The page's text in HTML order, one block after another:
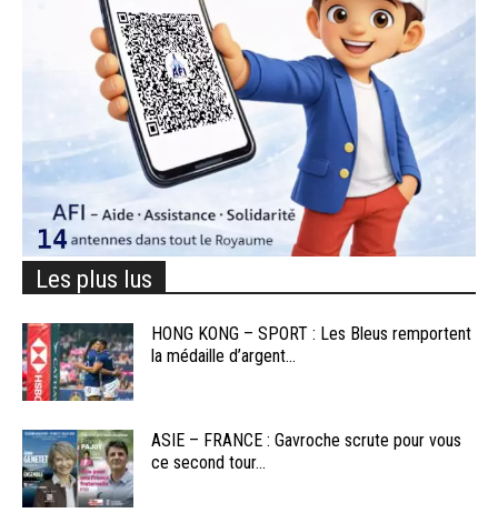
Les plus lus
HONG KONG – SPORT : Les Bleus remportent
la médaille d’argent...
ASIE – FRANCE : Gavroche scrute pour vous
ce second tour...